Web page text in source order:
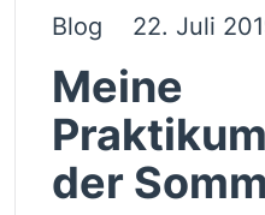
Blog 22. Juli
Meine
der